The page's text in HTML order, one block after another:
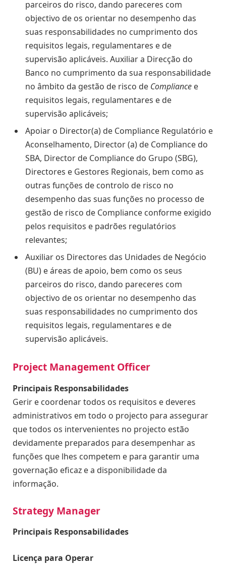
parceiros do risco, dando pareceres com
objectivo de os orientar no desempenho das
suas responsabilidades no cumprimento dos
requisitos legais, regulamentares e de
supervisão aplicáveis. Auxiliar a Direcção do
Banco no cumprimento da sua responsabilidade
no âmbito da gestão de risco de Compliance e
requisitos legais, regulamentares e de
supervisão aplicáveis;
Apoiar o Director(a) de Compliance Regulatório e
Aconselhamento, Director (a) de Compliance do
SBA, Director de Compliance do Grupo (SBG),
Directores e Gestores Regionais, bem como as
outras funções de controlo de risco no
desempenho das suas funções no processo de
gestão de risco de Compliance conforme exigido
pelos requisitos e padrões regulatórios
relevantes;
Auxiliar os Directores das Unidades de Negócio
(BU) e áreas de apoio, bem como os seus
parceiros do risco, dando pareceres com
objectivo de os orientar no desempenho das
suas responsabilidades no cumprimento dos
requisitos legais, regulamentares e de
supervisão aplicáveis.
Project Management Officer
Principais Responsabilidades
Gerir e coordenar todos os requisitos e deveres
administrativos em todo o projecto para assegurar
que todos os intervenientes no projecto estão
devidamente preparados para desempenhar as
funções que lhes competem e para garantir uma
governação eficaz e a disponibilidade da
informação.
Strategy Manager
Principais Responsabilidades
Licença para Operar